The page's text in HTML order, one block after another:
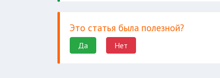
детальный анализ
Это статья была полезной?
Да Нет